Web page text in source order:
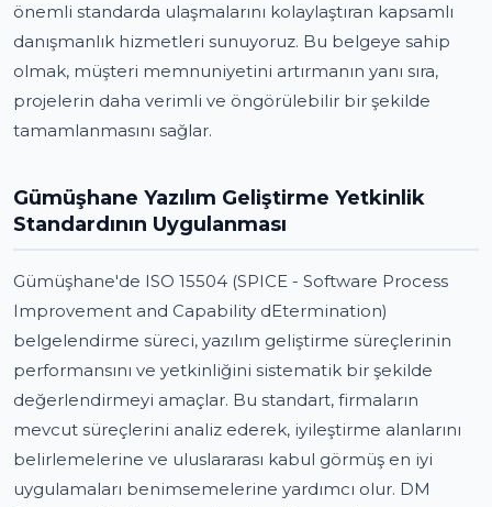
önemli standarda ulaşmalarını kolaylaştıran kapsamlı
danışmanlık hizmetleri sunuyoruz. Bu belgeye sahip
olmak, müşteri memnuniyetini artırmanın yanı sıra,
projelerin daha verimli ve öngörülebilir bir şekilde
tamamlanmasını sağlar.
Gümüşhane Yazılım Geliştirme Yetkinlik
Standardının Uygulanması
Gümüşhane'de ISO 15504 (SPICE - Software Process
Improvement and Capability dEtermination)
belgelendirme süreci, yazılım geliştirme süreçlerinin
performansını ve yetkinliğini sistematik bir şekilde
değerlendirmeyi amaçlar. Bu standart, firmaların
mevcut süreçlerini analiz ederek, iyileştirme alanlarını
belirlemelerine ve uluslararası kabul görmüş en iyi
uygulamaları benimsemelerine yardımcı olur. DM